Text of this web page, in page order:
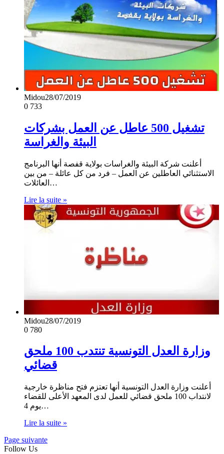
Midou28/07/2019
0 733
تشغيل 500 عاطل عن العمل بشركات
البيئة والغراسة
أعلنت شركة البيئة والغراسات بولاية قفصة أنها البرنامج
الاستثنائي العاطلين عن العمل – فرد من كل عائلة – من بين
العائلات…
Lire la suite »
Midou28/07/2019
0 780
وزارة العدل التونسية تنتدب 100 ملحق
قضائي
أعلنت وزارة العدل التونسية أنها تعتزم فتح مناظرة خارجية
لانتداب 100 ملحق قضائي للعمل لدى المعهد الأعلى للقضاء
يوم 4…
Lire la suite »
Page suivante
Follow Us